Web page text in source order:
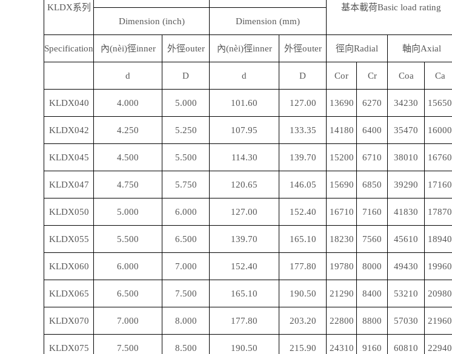
KLDX系列
基本載荷Basic load rating
Dimension (inch)
Dimension (mm)
Specification 內(nèi)徑inner 外徑outer 內(nèi)徑inner 外徑outer 徑向Radial 軸向Axial
d D d D Cor Cr Coa Ca
KLDX040 4.000 5.000 101.60 127.00 13690 6270 34230 15650
KLDX042 4.250 5.250 107.95 133.35 14180 6400 35470 16000
KLDX045 4.500 5.500 114.30 139.70 15200 6710 38010 16760
KLDX047 4.750 5.750 120.65 146.05 15690 6850 39290 17160
KLDX050 5.000 6.000 127.00 152.40 16710 7160 41830 17870
KLDX055 5.500 6.500 139.70 165.10 18230 7560 45610 18940
KLDX060 6.000 7.000 152.40 177.80 19780 8000 49430 19960
KLDX065 6.500 7.500 165.10 190.50 21290 8400 53210 20980
KLDX070 7.000 8.000 177.80 203.20 22800 8800 57030 21960
KLDX075 7.500 8.500 190.50 215.90 24310 9160 60810 22940